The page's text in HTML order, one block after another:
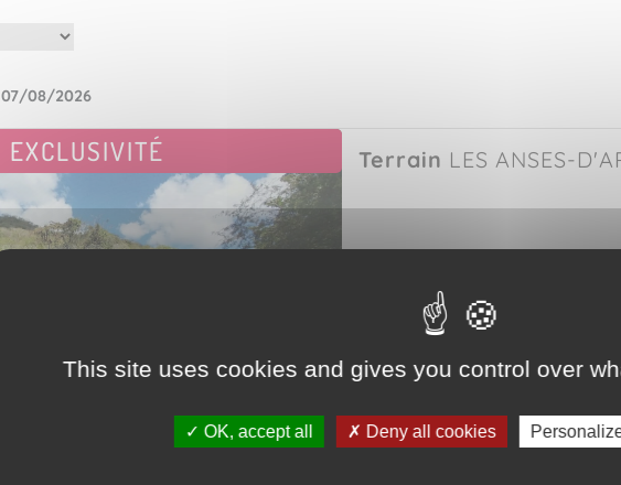
07/08/2026
EXCLUSIVITÉ Terrain LES ANSES-
This site uses cookies and gives you control over
OK, accept all Deny all cookies